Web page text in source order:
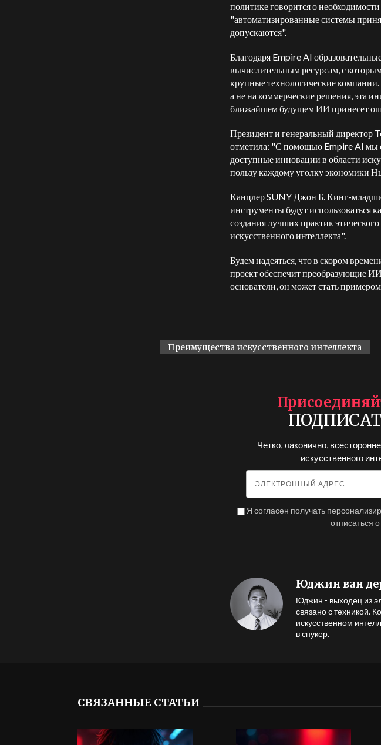
политике говорится о
"автоматизированные системы
допускаются".
Благодаря Empire AI
вычислительным ресурсам, с
крупные технологические
а не на коммерческие решения, эта
ближайшем будущем ИИ принесет
Президент и генеральный
отметила: "С помощью Empire AI мы
доступные инновации в области
пользу каждому уголку экономики
Канцлер SUNY Джон Б. Кинг-
инструменты будут использоваться
создания лучших практик
искусственного интеллекта".
Будем надеяться, что в скором
проект обеспечит преобразующие
основатели, он может стать
Преимущества искусственного интеллекта
Четко, лаконично,
искусственного
Я согласен получать
отписаться
Юджин ван
Юджин - выходец из
связано с техникой.
искусственном
в снукер.
СВЯЗАННЫЕ СТАТЬИ